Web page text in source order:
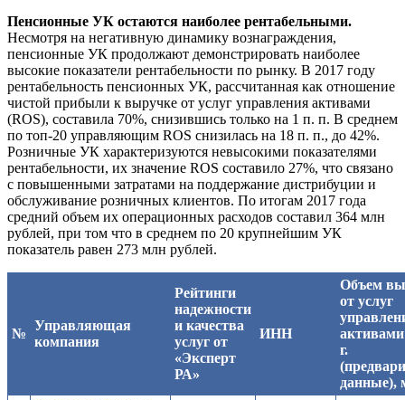
Пенсионные УК остаются наиболее рентабельными.
Несмотря на негативную динамику вознаграждения,
пенсионные УК продолжают демонстрировать наиболее
высокие показатели рентабельности по рынку. В 2017 году
рентабельность пенсионных УК, рассчитанная как отношение
чистой прибыли к выручке от услуг управления активами
(ROS), составила 70%, снизившись только на 1 п. п. В среднем
по топ-20 управляющим ROS снизилась на 18 п. п., до 42%.
Розничные УК характеризуются невысокими показателями
рентабельности, их значение ROS составило 27%, что связано
с повышенными затратами на поддержание дистрибуции и
обслуживание розничных клиентов. По итогам 2017 года
средний объем их операционных расходов составил 364 млн
рублей, при том что в среднем по 20 крупнейшим УК
показатель равен 273 млн рублей.
№
Управляющая
компания
Рейтинги
надежности
и качества
услуг от
«Эксперт
РА»
ИНН
Объем
от услуг
активами
г.
данные),